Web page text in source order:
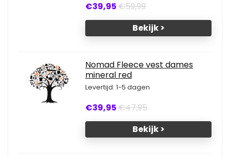
€39,95€59,99
Bekijk >
Nomad Fleece vest dames
mineral red
Levertijd: 1-5 dagen
€39,95€47,95
Bekijk >